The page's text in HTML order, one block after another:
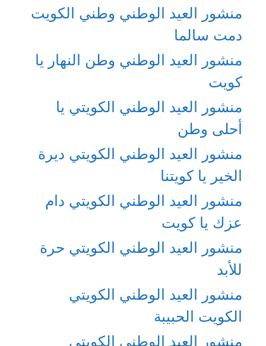
منشور العيد الوطني وطني الكويت
دمت سالما
منشور العيد الوطني وطن النهار يا
كويت
منشور العيد الوطني الكويتي يا
أحلى وطن
منشور العيد الوطني الكويتي ديرة
الخير يا كويتنا
منشور العيد الوطني الكويتي دام
عزك يا كويت
منشور العيد الوطني الكويتي حرة
للأبد
منشور العيد الوطني الكويتي
الكويت الحبيبة
منشور العيد الوطني الكويتي